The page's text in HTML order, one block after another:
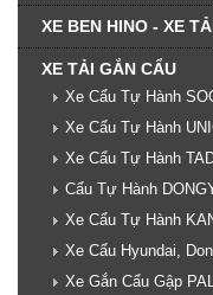
XE BEN HINO - XE
XE TẢI GẮN CẨU
Xe Cẩu Tự Hành
Xe Cẩu Tự Hành
Xe Cẩu Tự Hành
Cẩu Tự Hành
Xe Cẩu Tự Hành
Xe Cẩu Hyundai,
Xe Gắn Cẩu Gập